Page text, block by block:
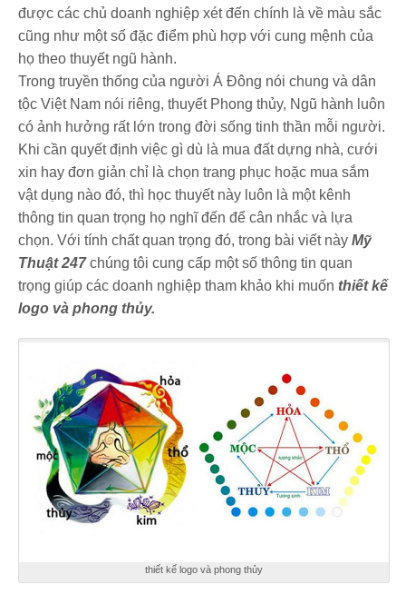
được các chủ doanh nghiệp xét đến chính là về màu sắc
cũng như một số đặc điểm phù hợp với cung mệnh của
họ theo thuyết ngũ hành.
Trong truyền thống của người Á Đông nói chung và dân
tộc Việt Nam nói riêng, thuyết Phong thủy, Ngũ hành luôn
có ảnh hưởng rất lớn trong đời sống tinh thần mỗi người.
Khi cần quyết định việc gì dù là mua đất dựng nhà, cưới
xin hay đơn giản chỉ là chọn trang phục hoặc mua sắm
vật dụng nào đó, thì học thuyết này luôn là một kênh
thông tin quan trọng họ nghĩ đến để cân nhắc và lựa
chọn. Với tính chất quan trọng đó, trong bài viết này Mỹ
Thuật 247 chúng tôi cung cấp một số thông tin quan
trọng giúp các doanh nghiệp tham khảo khi muốn thiết kế
logo và phong thủy.
thiết kế logo và phong thủy